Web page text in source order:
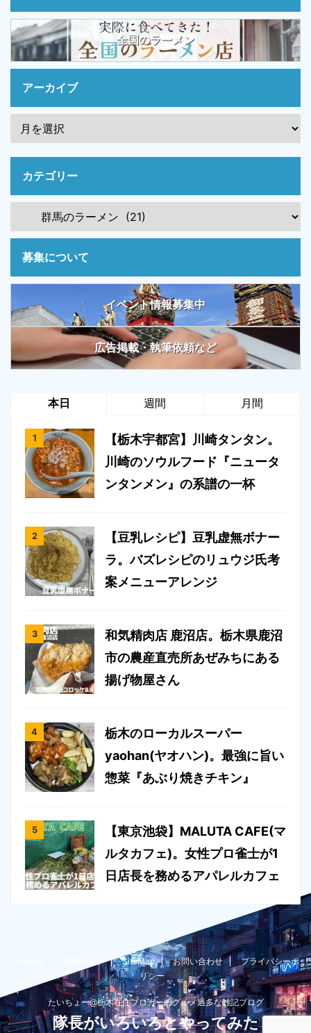
全国のラーメン
アーカイブ
カテゴリー
募集について
イベント情報募集中
広告掲載・執筆依頼など
本日 週間 月間
【栃木宇都宮】川崎タンタン。
川崎のソウルフード『ニュータ
ンタンメン』の系譜の一杯
【豆乳レシピ】豆乳虚無ボナー
ラ。バズレシピのリュウジ氏考
案メニューアレンジ
和気精肉店 鹿沼店。栃木県鹿沼
市の農産直売所あぜみちにある
揚げ物屋さん
栃木のローカルスーパー
yaohan(ヤオハン)。最強に旨い
惣菜『あぶり焼きチキン』
【東京池袋】MALUTA CAFE(マ
ルタカフェ)。女性プロ雀士が1
日店長を務めるアパレルカフェ
運営サイト SiteMap お問い合わせ
プライバシーポ
リシー
たいちょー@栃木在住ブロガーのグルメ過多な雑記ブログ
隊長がいろいろとやってみた